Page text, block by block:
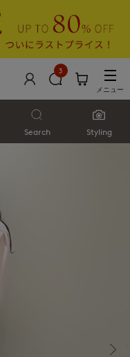
3
メニュー
Search Styling